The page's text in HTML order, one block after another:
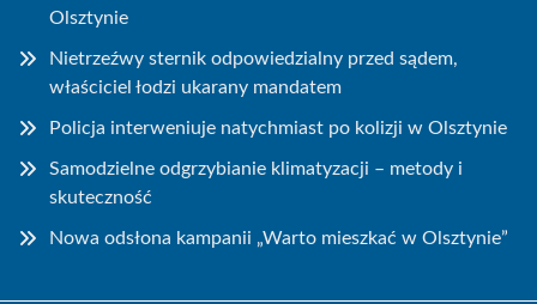
Olsztynie
Nietrzeźwy sternik odpowiedzialny przed sądem,
właściciel łodzi ukarany mandatem
Policja interweniuje natychmiast po kolizji w Olsztynie
Samodzielne odgrzybianie klimatyzacji – metody i
skuteczność
Nowa odsłona kampanii „Warto mieszkać w Olsztynie”